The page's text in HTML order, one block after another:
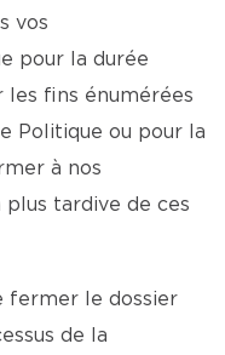
vos
pour la durée
les fins énumérées
Politique ou pour la
à nos
tardive de ces
fermer le dossier
de la